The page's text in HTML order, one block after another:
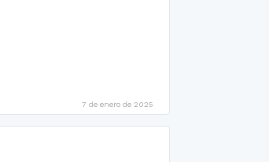
7 de enero de 2025